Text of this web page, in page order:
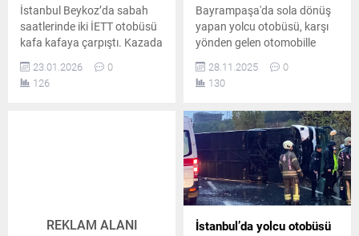
İstanbul Beykoz’da sabah
saatlerinde iki İETT otobüsü
kafa kafaya çarpıştı. Kazada
7 kişi yaralandı. Olay anı
güvenlik kamerasına
yansırken, trafik bir süre
23.01.2026
0
126
Bayrampaşa'da sola dönüş
yapan yolcu otobüsü, karşı
yönden gelen otomobille
çarpıştı. Kazada yaralanan 3
kişi ambulanslarla
hastaneye kaldırıldı.
28.11.2025
0
130
REKLAM ALANI
İstanbul’da yolcu otobüsü